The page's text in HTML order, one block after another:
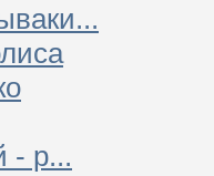
- р...